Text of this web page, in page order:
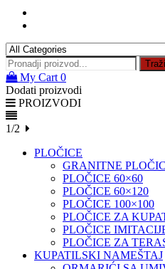
Traži
My Cart 0
Dodati proizvodi
PROIZVODI
1/2
PLOČICE
GRANITNE
PLOČICE 60×60
PLOČICE 60×120
PLOČICE 100×100
PLOČICE ZA
PLOČICE
PLOČICE ZA
KUPATILSKI NAMEŠTAJ